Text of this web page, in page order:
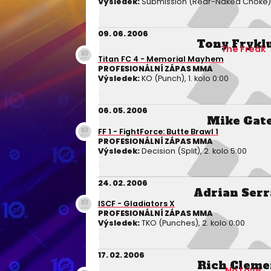
09. 06. 2006
TonyThe Freak
Titan FC 4 - Memorial Mayhem
PROFESIONÁLNÍ ZÁPAS MMA
Výsledek:KO (Punch), 1. kolo 0:00
06. 05. 2006
Mike
FF 1 - FightForce: Butte Brawl 1
PROFESIONÁLNÍ ZÁPAS MMA
Výsledek:Decision (Split), 2. kolo 5:00
24. 02. 2006
Adrian
ISCF - Gladiators X
PROFESIONÁLNÍ ZÁPAS MMA
Výsledek:TKO (Punches), 2. kolo 0:00
17. 02. 2006
Rich